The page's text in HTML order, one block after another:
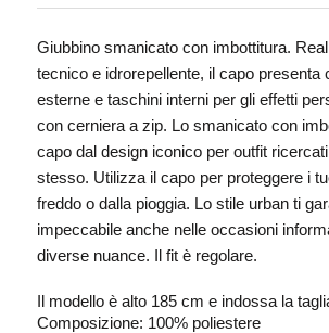
Giubbino smanicato con imbottitura.
tecnico e idrorepellente, il capo presenta
esterne e taschini interni per gli effetti
con cerniera a zip. Lo smanicato con
capo dal design iconico per outfit
stesso. Utilizza il capo per proteggere i
freddo o dalla pioggia. Lo stile urban ti
impeccabile anche nelle occasioni
diverse nuance. Il fit è regolare.
Il modello è alto 185 cm e indossa la
Composizione: 100% poliestere